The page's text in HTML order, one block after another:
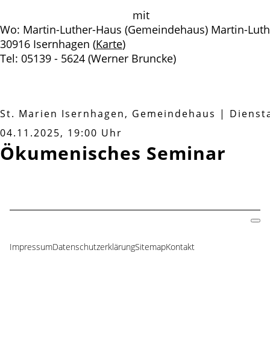
mit Werner Bruncke &
Wo: Martin-Luther-Haus (Gemeindehaus) Martin-
30916 Isernhagen (Karte)
Tel: 05139 - 5624 (Werner Bruncke)
St. Marien Isernhagen, Gemeindehaus |
04.11.2025, 19:00 Uhr
Ökumenisches Seminar
Navigation
ImpressumDatenschutzerklärungSitemapKontakt